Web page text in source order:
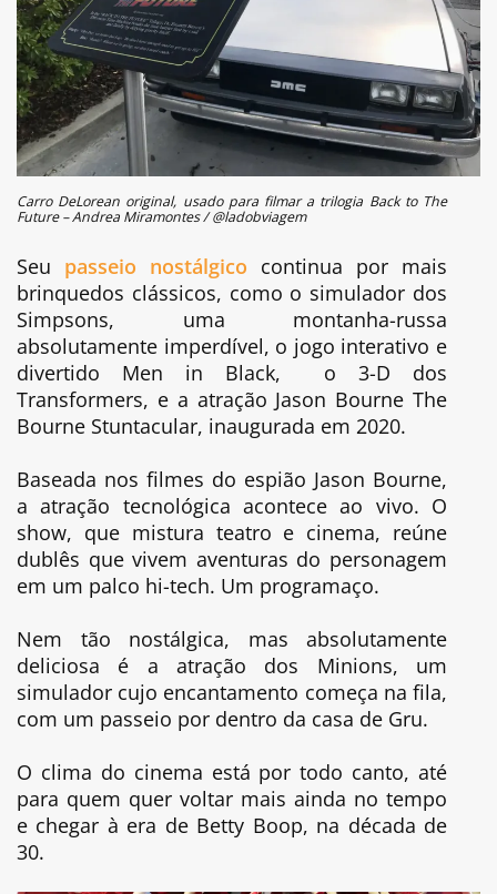
Carro DeLorean original, usado para filmar a trilogia Back to The
Future – Andrea Miramontes / @ladobviagem
Seu passeio nostálgico continua por mais
brinquedos clássicos, como o simulador dos
Simpsons, uma montanha-russa
absolutamente imperdível, o jogo interativo e
divertido Men in Black, o 3-D dos
Transformers, e a atração Jason Bourne The
Bourne Stuntacular, inaugurada em 2020.
Baseada nos filmes do espião Jason Bourne,
a atração tecnológica acontece ao vivo. O
show, que mistura teatro e cinema, reúne
dublês que vivem aventuras do personagem
em um palco hi-tech. Um programaço.
Nem tão nostálgica, mas absolutamente
deliciosa é a atração dos Minions, um
simulador cujo encantamento começa na fila,
com um passeio por dentro da casa de Gru.
O clima do cinema está por todo canto, até
para quem quer voltar mais ainda no tempo
e chegar à era de Betty Boop, na década de
30.